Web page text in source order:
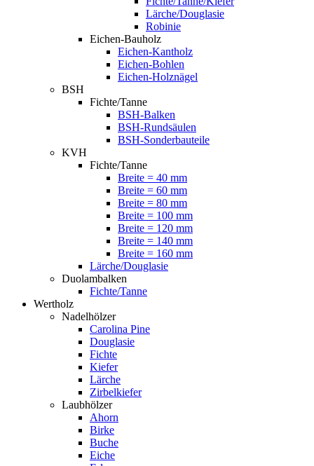
Lärche/Douglasie
Robinie
Eichen-Bauholz
Eichen-Kantholz
Eichen-Bohlen
Eichen-Holznägel
BSH
Fichte/Tanne
BSH-Balken
BSH-Rundsäulen
BSH-Sonderbauteile
KVH
Fichte/Tanne
Breite = 40 mm
Breite = 60 mm
Breite = 80 mm
Breite = 100 mm
Breite = 120 mm
Breite = 140 mm
Breite = 160 mm
Lärche/Douglasie
Duolambalken
Fichte/Tanne
Wertholz
Nadelhölzer
Carolina Pine
Douglasie
Fichte
Kiefer
Lärche
Zirbelkiefer
Laubhölzer
Ahorn
Birke
Buche
Eiche